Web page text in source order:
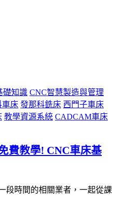
礎知識 CNC智慧製造與管理
車床 發那科銑床 西門子車床
教學資源系統 CADCAM車床
費教學! CNC車床基
段時間的相關業者，一起從課